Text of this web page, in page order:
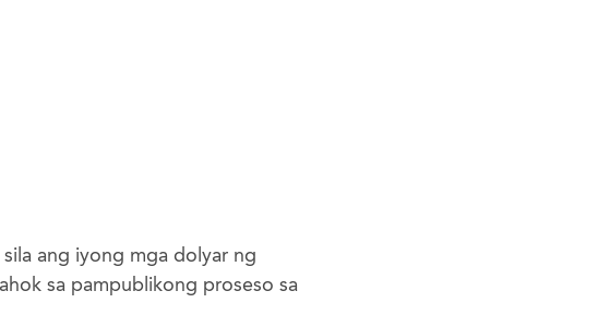
ang iyong mga dolyar ng
sa pampublikong proseso sa